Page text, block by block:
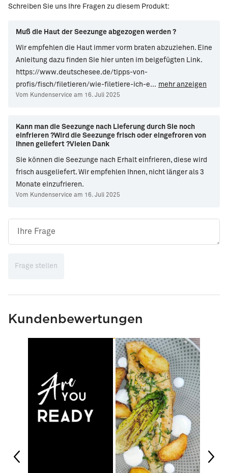
Seezungenfilets mit
Gedämpfte
Schreiben Sie uns Ihre Fragen zu diesem Produkt:
Muß die Haut der Seezunge abgezogen werden ?
Wir empfehlen die Haut immer vorm braten abzuziehen. Eine
Anleitung dazu finden Sie hier unten im beigefügten Link.
https://www.deutschesee.de/tipps-von-
profis/fisch/filetieren/wie-filetiere-ich-e... mehr anzeigen
Vom Kundenservice am 16. Juli 2025
Kann man die Seezunge nach Lieferung durch Sie noch
einfrieren ?Wird die Seezunge frisch oder eingefroren von
Ihnen geliefert ?Vielen Dank
Sie können die Seezunge nach Erhalt einfrieren, diese wird
frisch ausgeliefert. Wir empfehlen Ihnen, nicht länger als 3
Monate einzufrieren.
Vom Kundenservice am 16. Juli 2025
Frage stellen
Kundenbewertungen